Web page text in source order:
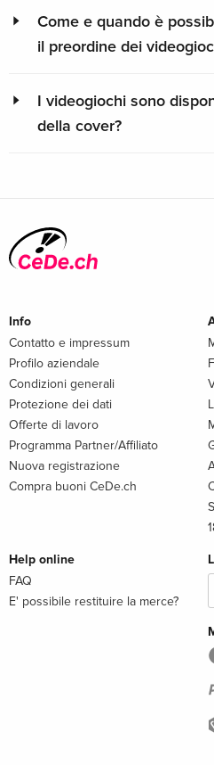
Come e quando è
il preordine dei
I videogiochi sono
della cover?
Info
Contatto e impressum
Profilo aziendale
Condizioni generali
Protezione dei dati
Offerte di lavoro
Programma Partner/Affiliato
Nuova registrazione
Compra buoni CeDe.ch
Help online
FAQ
E' possibile restituire la merce?